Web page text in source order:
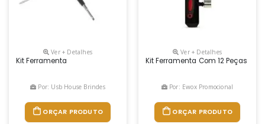
Ver + Detalhes
Kit Ferramenta
Por: Usb House Brindes
ORÇAR PRODUTO
Ver + Detalhes
Kit Ferramenta Com 12 Peças Em
Por: Ewox Promocional
ORÇAR PRODUTO